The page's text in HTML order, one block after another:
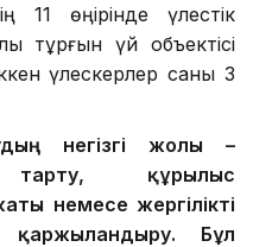
11 өңірінде үлестік
тұрғын үй объектісі
үлескерлер саны 3
негізгі жолы –
тарту, құрылыс
немесе жергілікті
қаржыландыру. Бұл